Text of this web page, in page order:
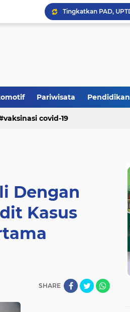
Bupati
Longsor Ganggu
Mengakhiri Pecah
Pariwisata Pendidikan
vaksinasi covid-19
Dengan
Kasus
SHARE